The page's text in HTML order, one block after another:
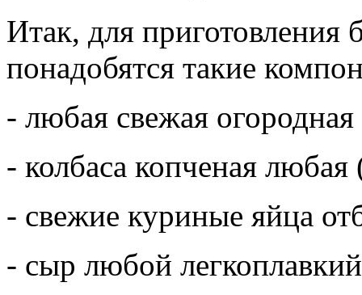
Итак, для
понадобятся такие
- любая свежая
- колбаса копченая любая
- свежие куриные яйца
- сыр любой